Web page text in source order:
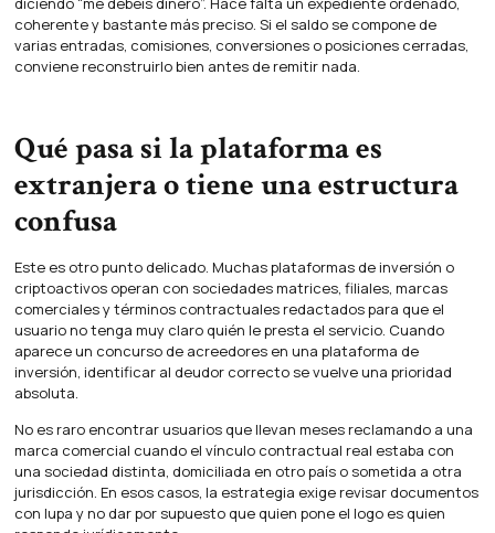
coherente y bastante más preciso. Si el saldo se compone de
varias entradas, comisiones, conversiones o posiciones cerradas,
conviene reconstruirlo bien antes de remitir nada.
Qué pasa si la plataforma es
extranjera o tiene una estructura
confusa
Este es otro punto delicado. Muchas plataformas de inversión o
criptoactivos operan con sociedades matrices, filiales, marcas
comerciales y términos contractuales redactados para que el
usuario no tenga muy claro quién le presta el servicio. Cuando
aparece un concurso de acreedores en una plataforma de
inversión, identificar al deudor correcto se vuelve una prioridad
absoluta.
No es raro encontrar usuarios que llevan meses reclamando a una
marca comercial cuando el vínculo contractual real estaba con
una sociedad distinta, domiciliada en otro país o sometida a otra
jurisdicción. En esos casos, la estrategia exige revisar documentos
con lupa y no dar por supuesto que quien pone el logo es quien